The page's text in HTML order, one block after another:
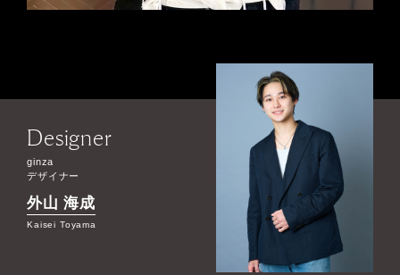
Designer
ginza
デザイナー
外山 海成
Kaisei Toyama